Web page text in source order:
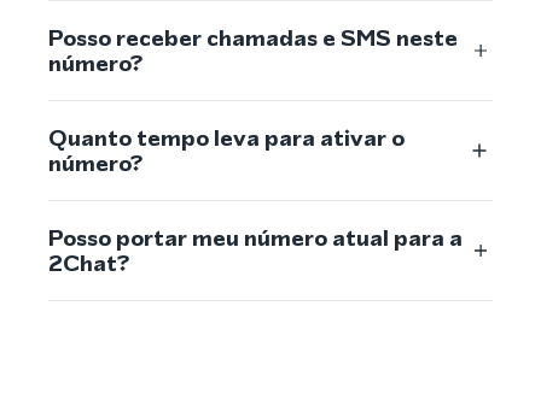
Posso receber chamadas e SMS neste
número?
Quanto tempo leva para ativar o
número?
Posso portar meu número atual para a
2Chat?